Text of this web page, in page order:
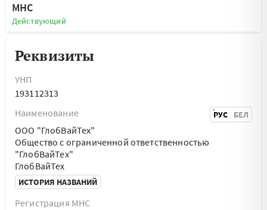
МНС
Действующий
Реквизиты
УНП
193112313
Наименование
РУС БЕЛ
ООО "ГлобВайТех"
Общество с ограниченной ответственностью
"ГлобВайТех"
ГлобВайТех
ИСТОРИЯ НАЗВАНИЙ
Регистрация МНС